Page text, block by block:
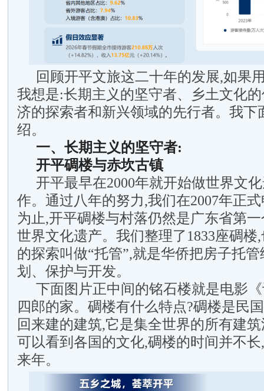
回顾开平文旅这二十年的发展,如果
我想是:长期主义的坚守者、乡土文化
济的探索者和新兴领域的先行者。我下
绍。
一、长期主义的坚守者:
开平碉楼与赤坎古镇
开平最早在2000年就开始做世界文
作。通过八年的努力,我们在2007年正
为止,开平碉楼与村落仍然是广东省第
世界文化遗产。我们整理了1833座碉楼
的探索叫做“托管”,就是华侨把房子托
划、保护与开发。
下面图片正中间的铭石楼就是电影
四郎的家。碉楼有什么特点?碉楼是民
回来建的建筑,它是集全世界的所有建
可以看到各国的文化,碉楼的时间并不
来年。